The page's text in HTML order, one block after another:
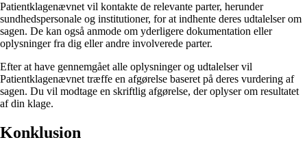
Patientklagenævnet vil kontakte de relevante parter, herunder
sundhedspersonale og institutioner, for at indhente deres udtalelser om
sagen. De kan også anmode om yderligere dokumentation eller
oplysninger fra dig eller andre involverede parter.
Efter at have gennemgået alle oplysninger og udtalelser vil
Patientklagenævnet træffe en afgørelse baseret på deres vurdering af
sagen. Du vil modtage en skriftlig afgørelse, der oplyser om resultatet
af din klage.
Konklusion